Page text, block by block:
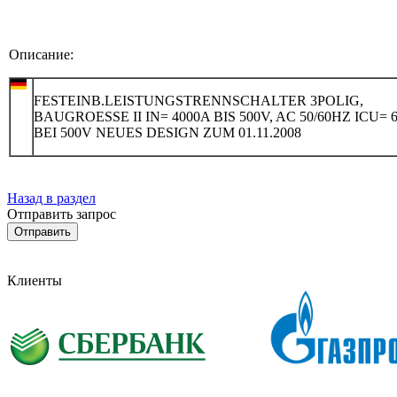
Описание:
FESTEINB.LEISTUNGSTRENNSCHALTER 3POLIG,
BAUGROESSE II IN= 4000A BIS 500V, AC 50/60HZ ICU=
BEI 500V NEUES DESIGN ZUM 01.11.2008
Назад в раздел
Отправить запрос
Клиенты